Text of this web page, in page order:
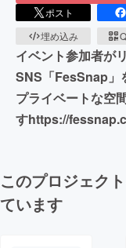
ポスト
埋め込み
イベント参加者が
SNS「FesSnap」
プライベートな空
すhttps://
このプロジェク
ています